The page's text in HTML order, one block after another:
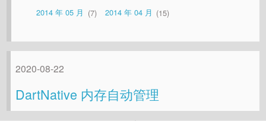
2014 年 05 月
7 2014 年 04 月 15
2020-08-22
DartNative 内存自动管理